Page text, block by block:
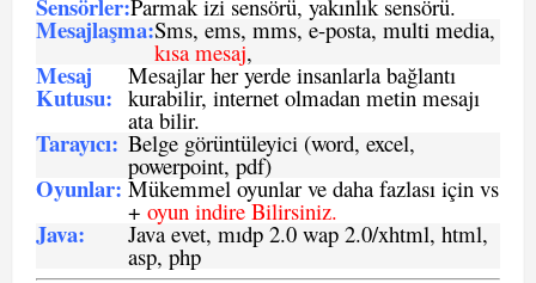
Sensörler:Parmak izi sensörü, yakınlık sensörü.
Mesajlaşma:Sms, ems, mms, e-posta, multi media,
kısa mesaj,
Mesaj
Kutusu:
Mesajlar her yerde insanlarla bağlantı
kurabilir, internet olmadan metin mesajı
ata bilir.
Tarayıcı: Belge görüntüleyici (word, excel,
powerpoint, pdf)
Oyunlar: Mükemmel oyunlar ve daha fazlası için vs
+ oyun indire Bilirsiniz.
Java: Java evet, mıdp 2.0 wap 2.0/xhtml, html,
asp, php